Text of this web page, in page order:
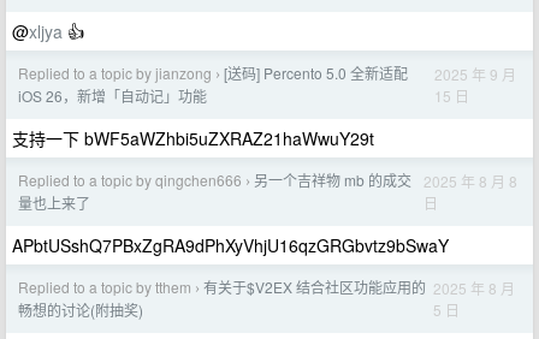
@xljya 👍
Replied to a topic by jianzong › [送码] Percento 5.0 全新适配
iOS 26，新增「自动记」功能
2025 年 9 月
15 日
支持一下 bWF5aWZhbi5uZXRAZ21haWwuY29t
Replied to a topic by qingchen666 › 另一个吉祥物 mb 的成交
量也上来了
2025 年 8 月 8
日
APbtUSshQ7PBxZgRA9dPhXyVhjU16qzGRGbvtz9bSwaY
Replied to a topic by tthem › 有关于$V2EX 结合社区功能应用的
畅想的讨论(附抽奖)
2025 年 8 月
5 日